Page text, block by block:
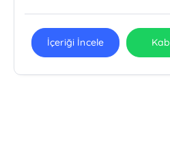
İçeriği İncele